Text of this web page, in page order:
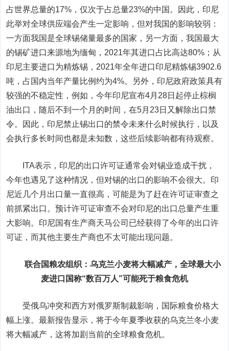
占世界总量的17%，仅次于占总量23%的中国。因此，印尼
此举对全球供应端会产生一定影响，但对我国的影响较弱：
一方面我国是全球锡储量最多的国家，另一方面，我国最大
的锡矿进口来源地为缅甸，2021年其进口占比高达80%；从
印尼主要进口为精炼锡，2021年全年进口印尼精炼锡3902.6
吨，占国内当年产量比例约为4%。另外，印尼政府政策具有
较强的不稳定性，例如，今年印尼宣布4月28日起停止棕榈
油出口，随后不到一个月的时间，在5月23日又解除出口禁
令。因此，印尼禁止锡出口的禁令未来什么时候执行，以及
会执行多长时间也都是未知数，这些后续影响都有待观察。
ITA表示，印尼的出口许可证通常会对锡业造成干扰，
今年也遇见了这种情况，但对锡的出口的影响不会很大。印
尼近几个月出口量一直很高，可能是为了赶在许可证审查之
前抓紧出口。预计许可证审查不会对印尼的出口总量产生重
大影响。印尼国有生产商天马公司已经获得了今年的出口许
可证，而其他主要生产商也不太可能出现问题。
联合国粮农组织：乌克兰小麦将大幅减产，全球最大小
麦进口国称“数百万人”可能死于粮食危机
受俄乌冲突和西方对俄罗斯制裁影响，国际粮食价格大
幅上涨。最新报告显示，将于今年夏季收获的乌克兰冬小麦
将大幅减产，这将加剧当前的全球粮食危机。